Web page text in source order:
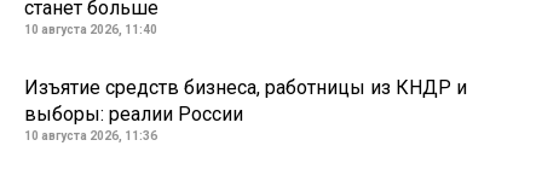
станет больше
10 августа 2026, 11:40
Изъятие средств бизнеса, работницы из КНДР и
выборы: реалии России
10 августа 2026, 11:36